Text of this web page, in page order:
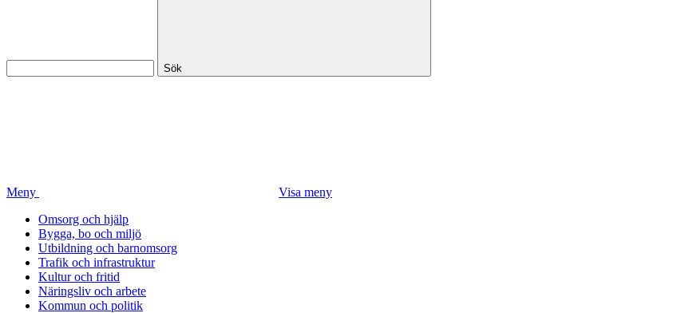
Sök
Meny
Visa meny
Omsorg och hjälp
Bygga, bo och miljö
Utbildning och barnomsorg
Trafik och infrastruktur
Kultur och fritid
Näringsliv och arbete
Kommun och politik